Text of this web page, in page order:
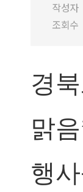
작성자
조회수
경
맑
행